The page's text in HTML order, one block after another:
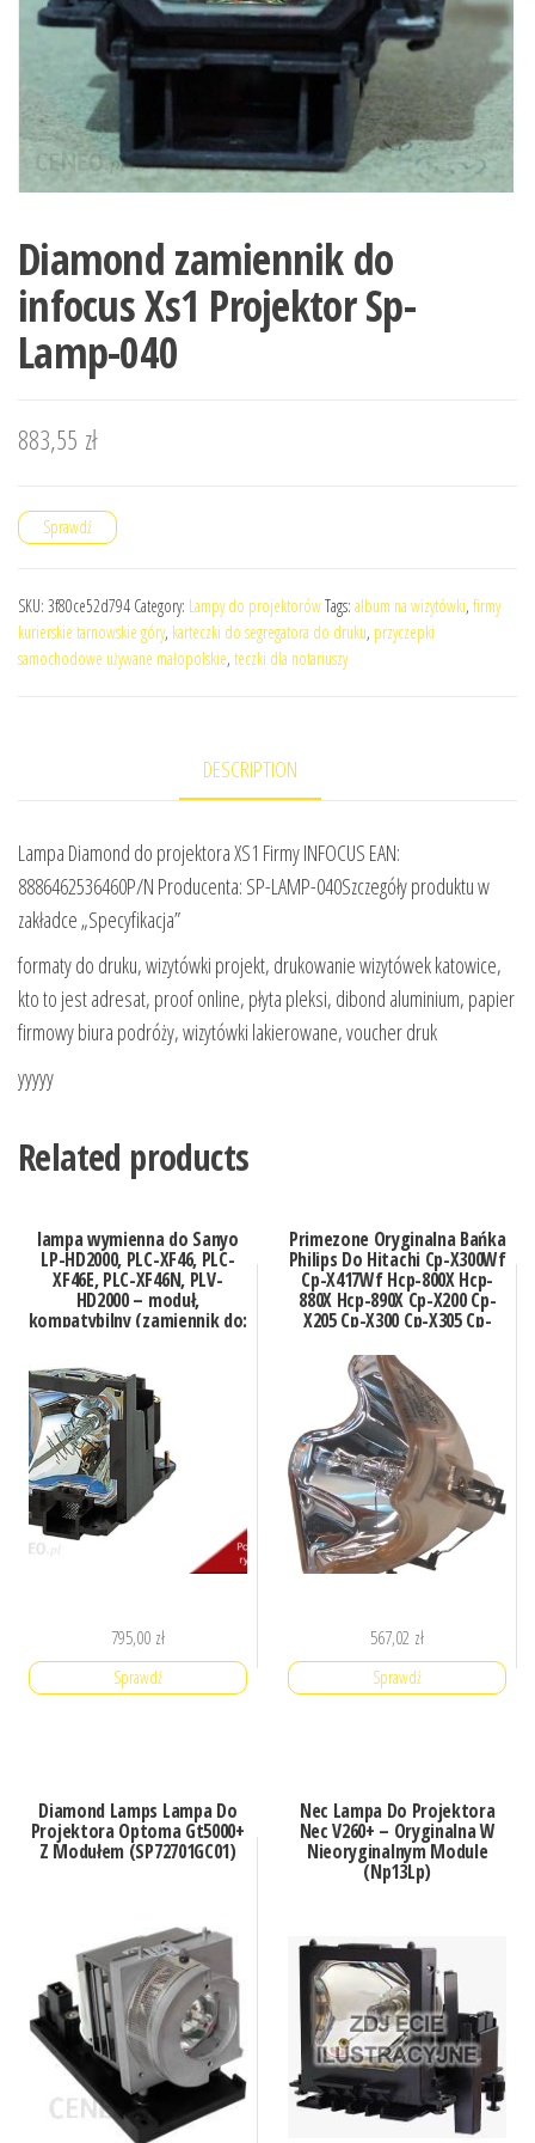
Diamond zamiennik do
infocus Xs1 Projektor Sp-
Lamp-040
883,55 zł
Sprawdź
SKU: 3f80ce52d794 Category: Lampy do projektorówTags: album na wizytówki, firmy
kurierskie tarnowskie góry, karteczki do segregatora do druku, przyczepki
samochodowe używane małopolskie, teczki dla notariuszy
DESCRIPTION
Lampa Diamond do projektora XS1 Firmy INFOCUS EAN:
8886462536460P/N Producenta: SP-LAMP-040Szczegóły produktu w
zakładce „Specyfikacja”
formaty do druku, wizytówki projekt, drukowanie wizytówek katowice,
kto to jest adresat, proof online, płyta pleksi, dibond aluminium, papier
firmowy biura podróży, wizytówki lakierowane, voucher druk
yyyyy
Related products
lampa wymienna do Sanyo
LP-HD2000, PLC-XF46, PLC-
XF46E, PLC-XF46N, PLV-
HD2000 – moduł,
kompatybilny (zamiennik do:
795,00 zł
Sprawdź
Primezone Oryginalna Bańka
Philips Do Hitachi Cp-X300Wf
Cp-X417Wf Hcp-800X Hcp-
880X Hcp-890X Cp-X200 Cp-
X205 Cp-X300 Cp-X305 Cp-
567,02 zł
Sprawdź
Diamond Lamps Lampa Do
Projektora Optoma Gt5000+
Z Modułem (SP72701GC01)
Nec Lampa Do Projektora
Nec V260+ – Oryginalna W
Nieoryginalnym Module
(Np13Lp)